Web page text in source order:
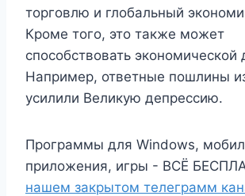
торговлю и глобальный
Кроме того, это также может
способствовать экономической
Например, ответные пошлины
усилили Великую депрессию.
Программы для Windows,
приложения, игры - ВСЁ
нашем закрытом телеграмм